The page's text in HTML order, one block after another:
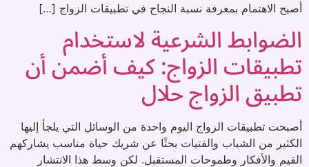
أصبح الاهتمام بمعرفة نسبة النجاح في تطبيقات الزواج […]
الضوابط الشرعية لاستخدام
تطبيقات الزواج: كيف أضمن أن
تطبيق الزواج حلال
أصبحت تطبيقات الزواج اليوم واحدة من الوسائل التي يلجأ إليها
الكثير من الشباب والفتيات بحثًا عن شريك حياة مناسب يشاركهم
القيم والأفكار وطموحات المستقبل. لكن وسط هذا الانتشار